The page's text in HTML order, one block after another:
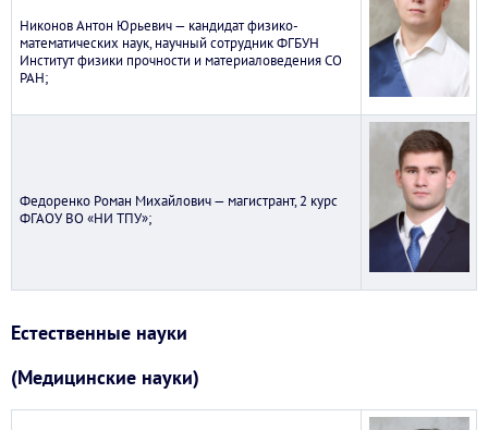
Никонов Антон Юрьевич — кандидат физико-
математических наук, научный сотрудник ФГБУН
Институт физики прочности и материаловедения СО
РАН;
Федоренко Роман Михайлович — магистрант, 2 курс
ФГАОУ ВО «НИ ТПУ»;
Естественные науки
(Медицинские науки)